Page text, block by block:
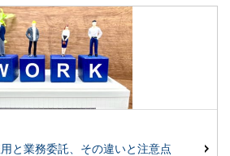
と業務委託、その違いと注意点